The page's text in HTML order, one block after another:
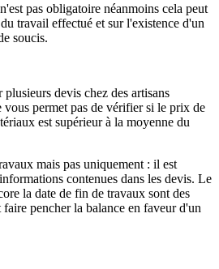
pas obligatoire néanmoins cela peut
travail effectué et sur l'existence d'un
soucis.
devis chez des artisans
permet pas de vérifier si le prix de
est supérieur à la moyenne du
mais pas uniquement : il est
contenues dans les devis. Le
la date de fin de travaux sont des
pencher la balance en faveur d'un